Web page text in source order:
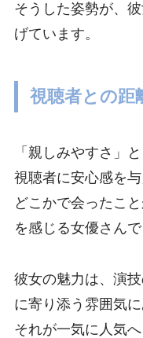
そうした姿勢が、
げています。
視聴者との距
「親しみやすさ」
視聴者に安心感を与
どこかで会ったこ
を感じる女優さんで
彼女の魅力は、演
に寄り添う雰囲気に
それが一気に人気